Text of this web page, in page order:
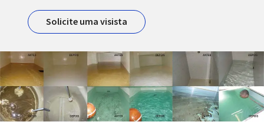
Solicite uma visista